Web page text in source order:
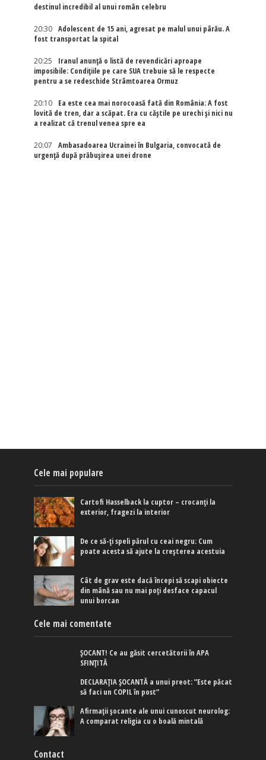
destinul incredibil al unui român celebru
20:30
Adolescent de 15 ani, agresat pe malul unui pârău. A
fost transportat la spital
20:25
Iranul anunță o listă de revendicări aproape
imposibile: Condițiile pe care SUA trebuie să le respecte
pentru a se redeschide Strâmtoarea Ormuz
20:10
Ea este cea mai norocoasă fată din România: A fost
lovită de tren, dar a scăpat. Era cu căștile pe urechi și nici nu
a realizat că trenul venea spre ea
20:07
Ambasadoarea Ucrainei în Bulgaria, convocată de
urgență după prăbușirea unei drone
Cele mai populare
Cartofi Hasselback la cuptor – crocanți la
exterior, fragezi la interior
De ce să-ți speli părul cu ceai negru: Cum
poate acesta să ajute la creșterea acestuia
Cât de grav este dacă începi să scapi obiecte
din mână sau nu mai poți desface capacul
unui borcan
Cele mai comentate
ȘOCANT! Ce au găsit cercetătorii în APA
SFINȚITĂ
DECLARAȚIA ȘOCANTĂ a unui preot: ”Este păcat
să faci un COPIL în post”
Afirmaţii şocante ale unui cunoscut neurolog:
A comparat religia cu o boală mintală
Contact